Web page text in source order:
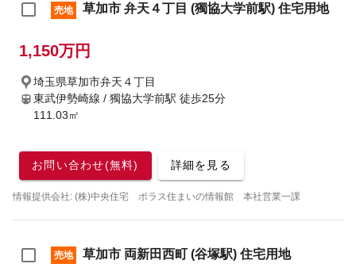
売地 草加市 弁天４丁目 (獨協大学前駅) 住宅用地
1,150万円
埼玉県草加市弁天４丁目
東武伊勢崎線 / 獨協大学前駅 徒歩25分
111.03㎡
お問い合わせ(無料) 詳細を見る
情報提供会社: (株)中央住宅 ポラス住まいの情報館 本社営業一課
売地 草加市 両新田西町 (谷塚駅) 住宅用地